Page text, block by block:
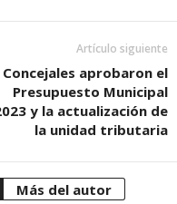
Artículo siguiente
Concejales aprobaron el
Presupuesto Municipal
y la actualización de
la unidad tributaria
Más del autor